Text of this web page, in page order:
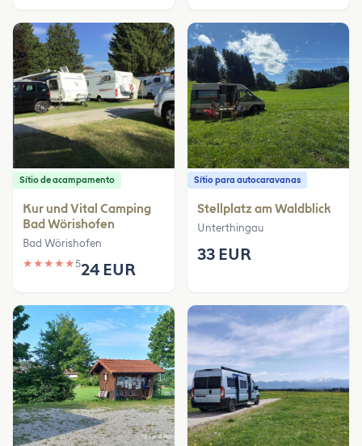
Sítio de acampamento
Kur und Vital Camping
Bad Wörishofen
Bad Wörishofen
★ ★ ★ ★ ★524 EUR
Sítio para autocaravanas
Stellplatz am Waldblick
Unterthingau
33 EUR